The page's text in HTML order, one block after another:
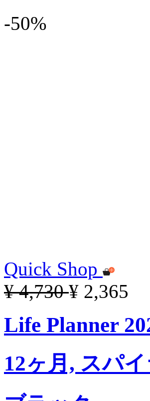
-50%
Quick Shop
¥ 4,730¥ 2,365
Life Planner
12ヶ月, スパ